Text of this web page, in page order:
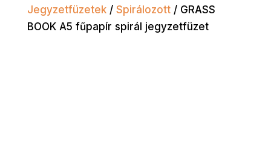
Jegyzetfüzetek/ Spirálozott/ GRASS
BOOK A5 fűpapír spirál jegyzetfüzet